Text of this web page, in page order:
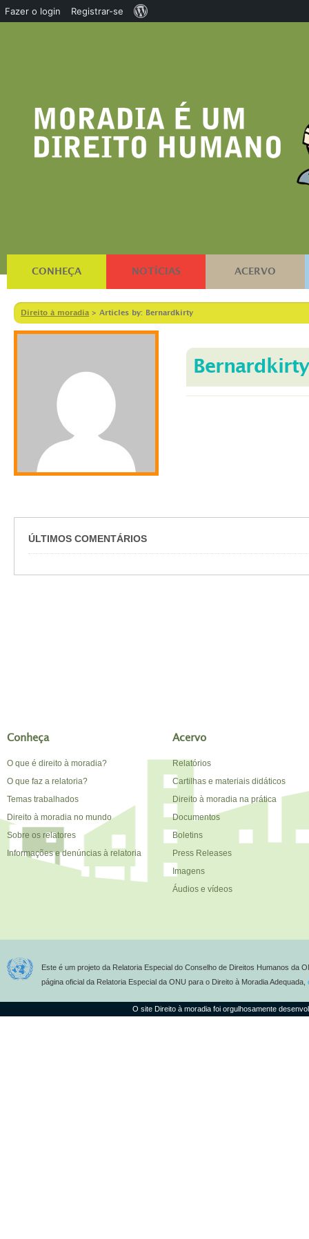
CONHEÇA NOTÍCIAS ACERVO
Direito à moradia > Articles by: Bernardkirty
Bernardkirty
ÚLTIMOS COMENTÁRIOS
Conheça
O que é direito à moradia?
O que faz a relatoria?
Temas trabalhados
Direito à moradia no mundo
Sobre os relatores
Informações e denúncias à relatoria
Acervo
Relatórios
Cartilhas e materiais didáticos
Direito à moradia na prática
Documentos
Boletins
Press Releases
Imagens
Áudios e vídeos
Este é um projeto da Relatoria Especial do Conselho de Direitos Humanos da
página oficial da Relatoria Especial da ONU para o Direito à Moradia Adequada,
O site Direito à moradia foi orgulhosamente
Fazer o login Registrar-se